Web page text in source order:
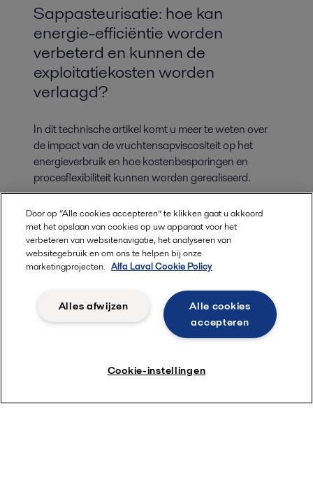
Sappasteurisatie: hoe kan
energie-efficiëntie worden
verbeterd en kunnen de
exploitatiekosten worden
verlaagd?
In dit technische artikel komt u meer te weten over
de impact van de vruchtensapviscositeit op het
energieverbruik en hoe kostenbesparingen en
procesflexibiliteit kunnen worden gerealiseerd.
Door op “Alle cookies accepteren” te klikken gaat u akkoord
met het opslaan van cookies op uw apparaat voor het
verbeteren van websitenavigatie, het analyseren van
websitegebruik en om ons te helpen bij onze
marketingprojecten. Alfa Laval Cookie Policy
Alle cookies
accepteren
Alles afwijzen
Cookie-instellingen